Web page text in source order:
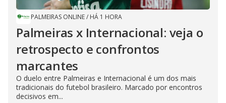
PALMEIRAS ONLINE/ HÁ 1 HORA
Palmeiras x Internacional: veja o
retrospecto e confrontos
marcantes
O duelo entre Palmeiras e Internacional é um dos mais
tradicionais do futebol brasileiro. Marcado por encontros
decisivos em...